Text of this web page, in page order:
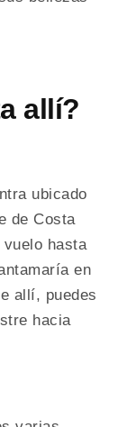
allí?
ubicado
de Costa
hasta
en
allí, puedes
hacia